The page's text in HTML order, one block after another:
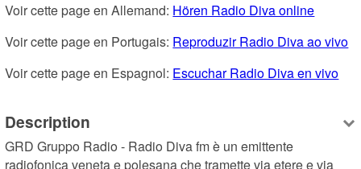
Voir cette page en Allemand: Hören Radio Diva online
Voir cette page en Portugais: Reproduzir Radio Diva ao vivo
Voir cette page en Espagnol: Escuchar Radio Diva en vivo
Description
GRD Gruppo Radio - Radio Diva fm è un emittente
radiofonica veneta e polesana che tramette via etere e via